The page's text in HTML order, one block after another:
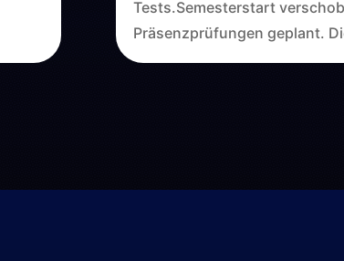
Tests.Semesterstart
Präsenzprüfungen geplant.